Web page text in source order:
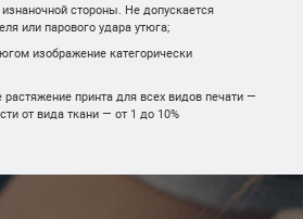
стороны. Не допускается
или парового удара утюга;
изображение категорически
принта для всех видов печати —
от вида ткани — от 1 до 10%